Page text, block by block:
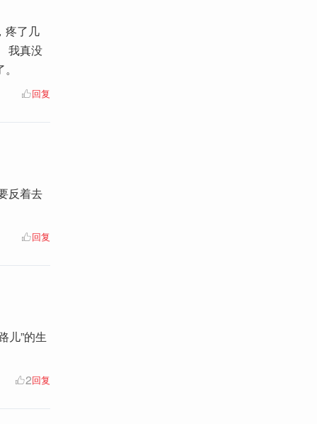
疼了几
我真没
回复
反着去
回复
儿”的生
2回复